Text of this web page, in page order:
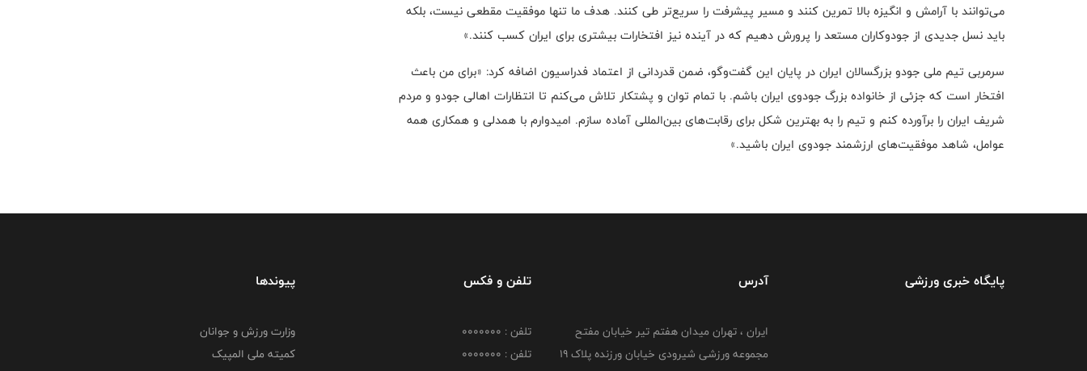
می‌توانند با آرامش و انگیزه بالا تمرین کنند و مسیر پیشرفت را سریع‌تر طی کنند. هدف ما تنها موفقیت‌ مقطعی نیست، بلکه
باید نسل جدیدی از جودوکاران مستعد را پرورش دهیم که در آینده نیز افتخارات بیشتری برای ایران کسب کنند.»
سرمربی تیم ملی جودو بزرگسالان ایران در پایان این گفت‌وگو، ضمن قدردانی از اعتماد فدراسیون اضافه کرد: «برای من باعث
افتخار است که جزئی از خانواده بزرگ جودوی ایران باشم. با تمام توان و پشتکار تلاش می‌کنم تا انتظارات اهالی جودو و مردم
شریف ایران را برآورده کنم و تیم را به بهترین شکل برای رقابت‌های بین‌المللی آماده سازم. امیدوارم با همدلی و همکاری همه
عوامل، شاهد موفقیت‌های ارزشمند جودوی ایران باشید.»
پایگاه خبری ورزشی آدرس
ایران ، تهران میدان هفتم تیر خیابان مفتح
مجموعه ورزشی شیرودی خیابان ورزنده پلاک ۱۹
تلفن و فکس
تلفن : 0000000
تلفن : 0000000
پیوندها
وزارت ورزش و جوانان
کمیته ملی المپیک